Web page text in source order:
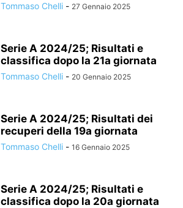
Tommaso Chelli - 27 Gennaio 2025
Serie A 2024/25; Risultati e
classifica dopo la 21a giornata
Tommaso Chelli - 20 Gennaio 2025
Serie A 2024/25; Risultati dei
recuperi della 19a giornata
Tommaso Chelli - 16 Gennaio 2025
Serie A 2024/25; Risultati e
classifica dopo la 20a giornata